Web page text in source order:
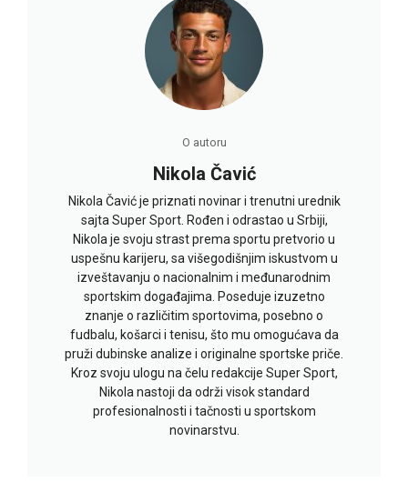
O autoru
Nikola Čavić
Nikola Čavić je priznati novinar i trenutni urednik
sajta Super Sport. Rođen i odrastao u Srbiji,
Nikola je svoju strast prema sportu pretvorio u
uspešnu karijeru, sa višegodišnjim iskustvom u
izveštavanju o nacionalnim i međunarodnim
sportskim događajima. Poseduje izuzetno
znanje o različitim sportovima, posebno o
fudbalu, košarci i tenisu, što mu omogućava da
pruži dubinske analize i originalne sportske priče.
Kroz svoju ulogu na čelu redakcije Super Sport,
Nikola nastoji da održi visok standard
profesionalnosti i tačnosti u sportskom
novinarstvu.